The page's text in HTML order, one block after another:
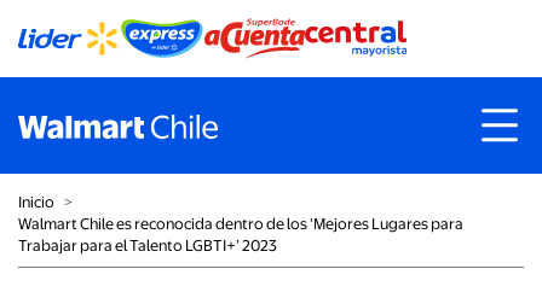
Inicio ˃
Walmart Chile es reconocida dentro de los ‘Mejores Lugares para
Trabajar para el Talento LGBTI+’ 2023